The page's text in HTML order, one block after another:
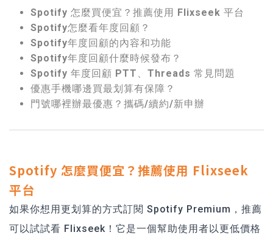
Spotify 怎麼買便宜？推薦使用 Flixseek 平台
Spotify怎麼看年度回顧？
Spotify年度回顧的內容和功能
Spotify年度回顧什麼時候發布？
Spotify 年度回顧 PTT、Threads 常見問題
優惠手機哪邊買最划算有保障？
門號哪裡辦最優惠？攜碼/續約/新申辦
Spotify 怎麼買便宜？推薦使用 Flixseek
平台
如果你想用更划算的方式訂閱 Spotify Premium，推薦
可以試試看 Flixseek！它是一個幫助使用者以更低價格